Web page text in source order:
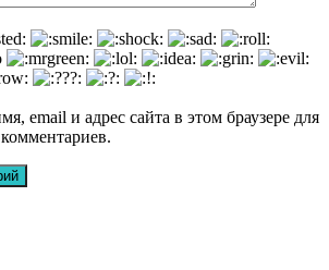
email и адрес сайта в этом браузере для